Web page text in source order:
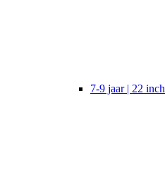
7-9 jaar | 22 inch